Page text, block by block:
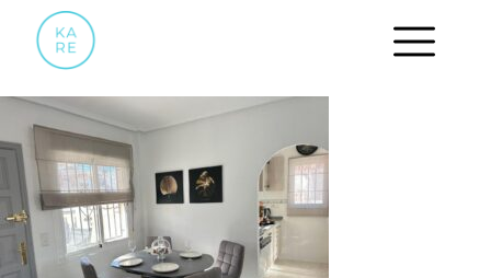
WOONKAMER8